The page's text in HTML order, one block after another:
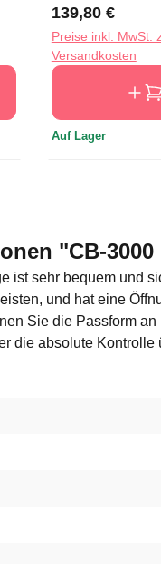
Keuschheitskäfig
Regulärer Preis:
139,80 €
Preise inkl. MwSt.
Versandkosten
Auf Lager
"CB-
ist sehr bequem und
und hat eine
Sie die Passform
die absolute